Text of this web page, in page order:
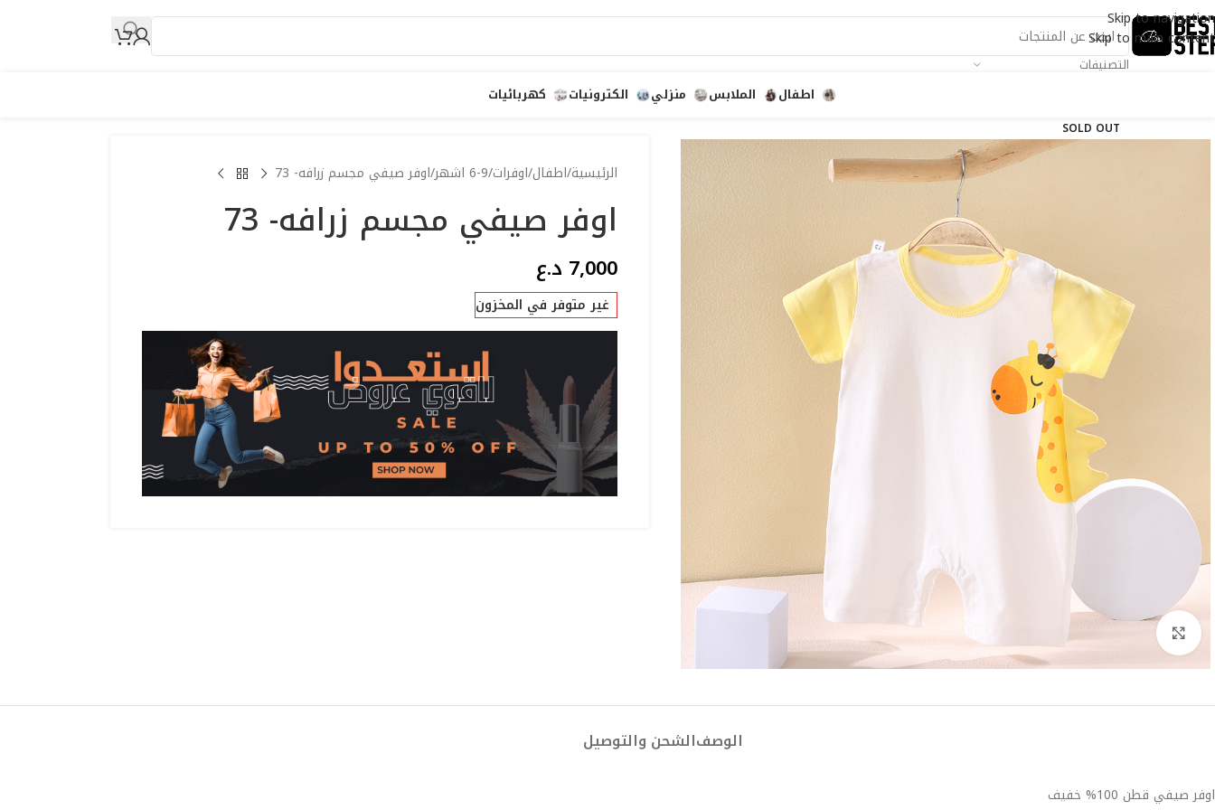
Skip to navigation
Skip to main content
التصنيفات
اطفال
الملابس منزلي الكترونيات كهربائيات
SOLD OUT
Click to enlarge
الرئيسية اطفالاوفرات 6-9 اشهر اوفر صيفي مجسم زرافه- 73
اوفر صيفي مجسم زرافه- 73
7,000 د.ع
غير متوفر في المخزون
الوصفالشحن والتوصيل
اوفر صيفي قطن 100% خفيف